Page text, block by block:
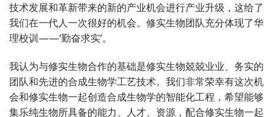
技术发展和革新带来的新的产业机会进行产业升级，这给了
我们在一代人一次很好的机会。修实生物团队充分体现了华
理校训——‘勤奋求实’。
我认为与修实生物合作的基础是修实生物兢兢业业、务实的
团队和先进的合成生物学工艺技术。我们非常荣幸有这次机
会和修实生物一起创造合成生物学的智能化工程，希望能够
集乐纯生物所具备的能力、人才、资源，配合修实生物一起